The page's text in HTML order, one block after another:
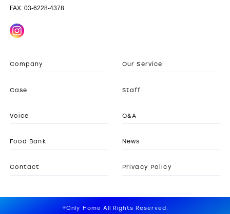
FAX: 03-6228-4378
Company Our Service
Case Staff
Voice Q&A
Food Bank News
Contact Privacy Policy
©Only Home All Rights Reserved.